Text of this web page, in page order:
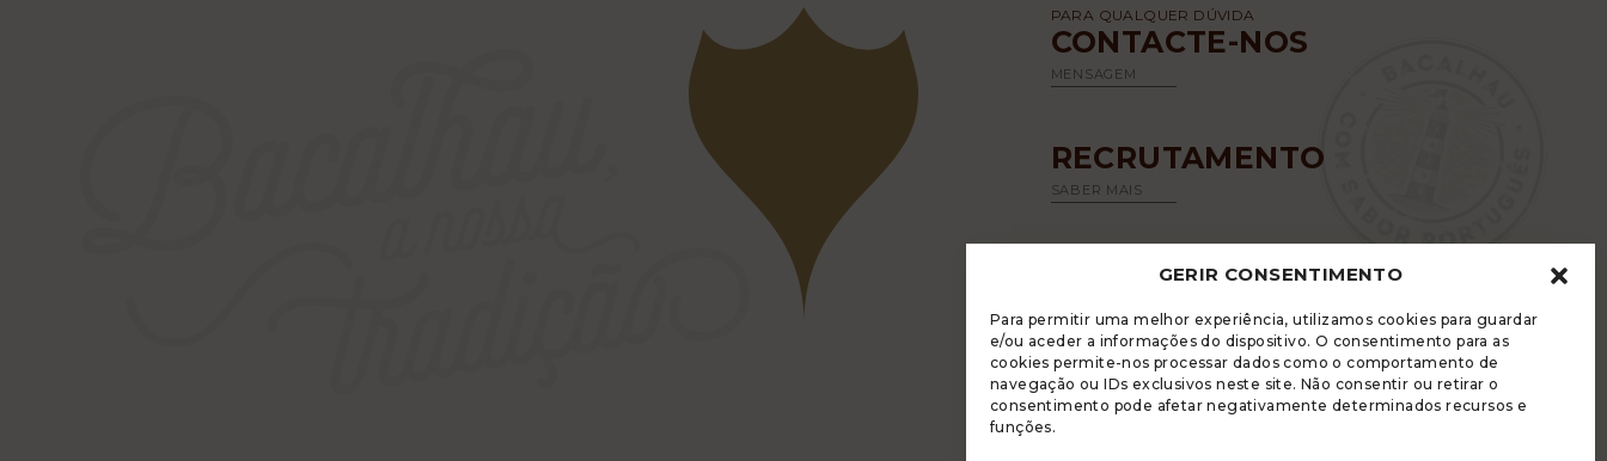
GERIR CONSENTIMENTO
Para permitir uma melhor experiência, utilizamos cookies para guardar
e/ou aceder a informações do dispositivo. O consentimento para as
cookies permite-nos processar dados como o comportamento de
navegação ou IDs exclusivos neste site. Não consentir ou retirar o
consentimento pode afetar negativamente determinados recursos e
funções.
PARA QUALQUER DÚVIDA
CONTACTE-NOS
MENSAGEM
RECRUTAMENTO
SABER MAIS
A LUGRADE DISPÕE DE UM LIVRO DE
RECLAMAÇÕES ELETRÓNICO